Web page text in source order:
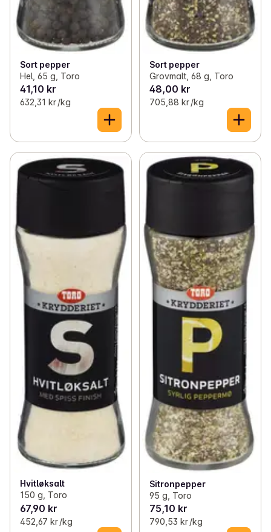
Sort pepper
Hel, 65 g, Toro
41,10 kr
632,31 kr /kg
Sort pepper
Grovmalt, 68 g, Toro
48,00 kr
705,88 kr /kg
Hvitløksalt
150 g, Toro
67,90 kr
452,67 kr /kg
Sitronpepper
95 g, Toro
75,10 kr
790,53 kr /kg